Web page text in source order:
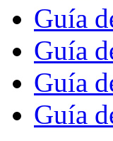
Guía
Guía
Guía
Guía